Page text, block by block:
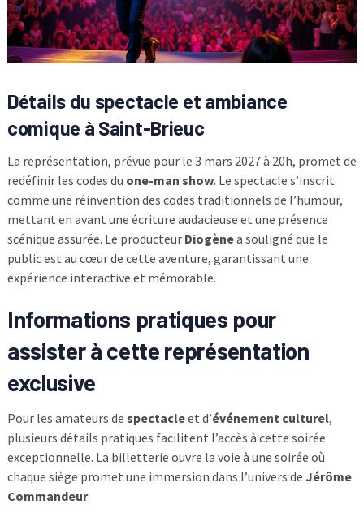
Détails du spectacle et ambiance
comique à Saint-Brieuc
La représentation, prévue pour le 3 mars 2027 à 20h, promet de
redéfinir les codes du one-man show. Le spectacle s’inscrit
comme une réinvention des codes traditionnels de l’humour,
mettant en avant une écriture audacieuse et une présence
scénique assurée. Le producteur Diogènea souligné que le
public est au cœur de cette aventure, garantissant une
expérience interactive et mémorable.
Informations pratiques pour
assister à cette représentation
exclusive
Pour les amateurs de spectacleet d’événement culturel,
plusieurs détails pratiques facilitent l’accès à cette soirée
exceptionnelle. La billetterie ouvre la voie à une soirée où
chaque siège promet une immersion dans l’univers de Jérôme
Commandeur.